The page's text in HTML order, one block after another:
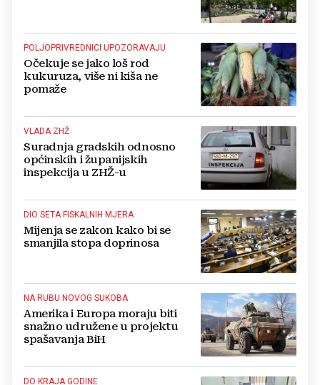
POLJOPRIVREDNICI UPOZORAVAJU
Očekuje se jako loš rod
kukuruza, više ni kiša ne
pomaže
VLADA ZHŽ
Suradnja gradskih odnosno
općinskih i županijskih
inspekcija u ZHŽ-u
DIO SETA FISKALNIH MJERA
Mijenja se zakon kako bi se
smanjila stopa doprinosa
NA RUBU NOVOG SUKOBA
Amerika i Europa moraju biti
snažno udružene u projektu
spašavanja BiH
DO KRAJA GODINE